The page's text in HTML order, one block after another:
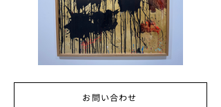
お問い合わせ